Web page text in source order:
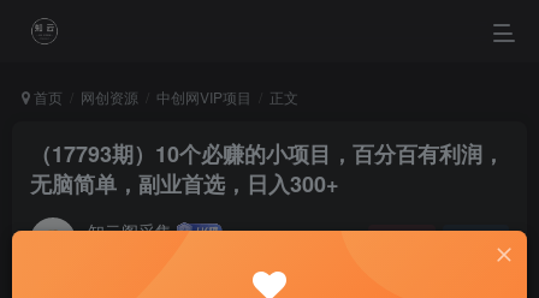
首页 网创资源 中创网VIP项目 正文
（17793期）10个必赚的小项目，百分百有利润，
无脑简单，副业首选，日入300+
知云阁采集